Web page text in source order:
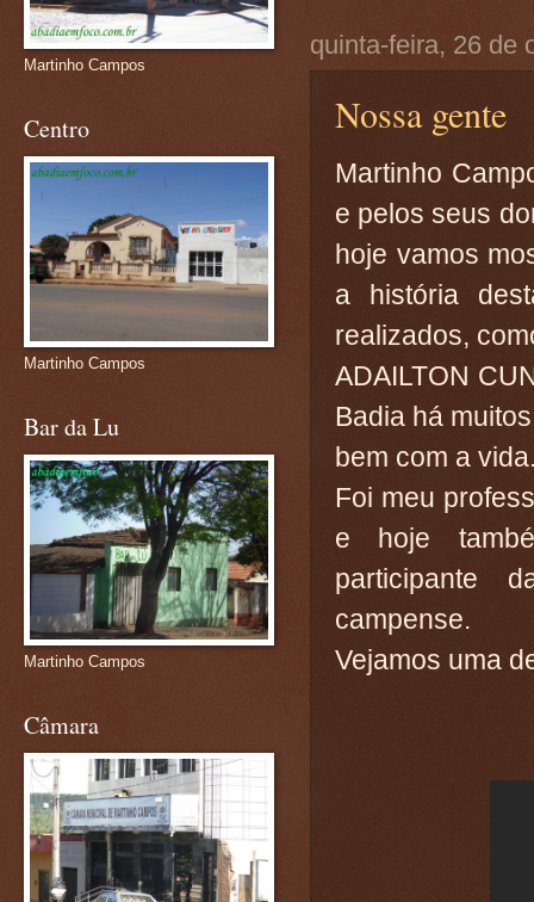
quinta-feira, 26 de
Nossa gente
Martinho
e pelos seus
hoje vamos
a história
realizados,
ADAILTON
Badia há
bem com a
Foi meu
e hoje
participante
campense.
Vejamos uma
Martinho Campos
Centro
Martinho Campos
Bar da Lu
Martinho Campos
Câmara